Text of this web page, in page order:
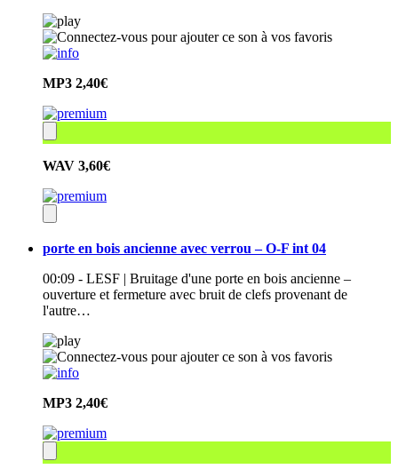
MP3 2,40€
WAV 3,60€
porte en bois ancienne avec verrou – O-F int 04
00:09 - LESF | Bruitage d'une porte en bois ancienne –
ouverture et fermeture avec bruit de clefs provenant de
l'autre…
MP3 2,40€